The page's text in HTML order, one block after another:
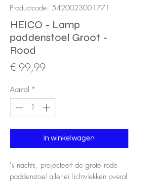
Productcode: 5420023001771
HEICO - Lamp
paddenstoel Groot -
Rood
€ 99,99Prijs
Aantal *
In winkelwagen
's nachts, projecteert de grote rode
paddenstoel allerlei lichtvlekken overal